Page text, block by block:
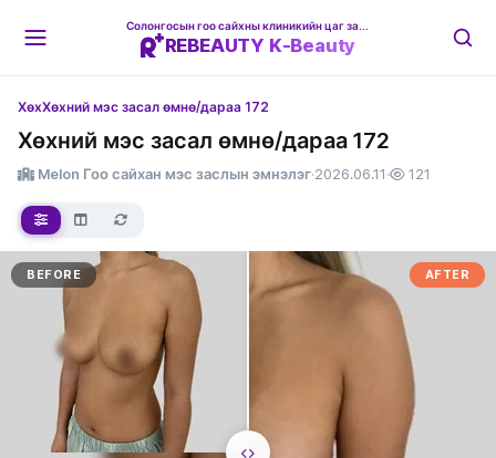
REBEAUTY K-Beauty
ХөхХөхний мэс засал өмнө/дараа 172
Хөхний мэс засал өмнө/дараа 172
Melon Гоо сайхан мэс заслын эмнэлэг·2026.06.11 · 121
AFTER
BEFORE